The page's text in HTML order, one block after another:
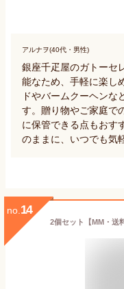
アルナヲ(40代・男性)
銀座千疋屋のガトーセ
能なため、手軽に楽し
ドやバームクーヘンな
す。贈り物やご家庭で
に保管できる点もおす
のままに、いつでも気
no. 14